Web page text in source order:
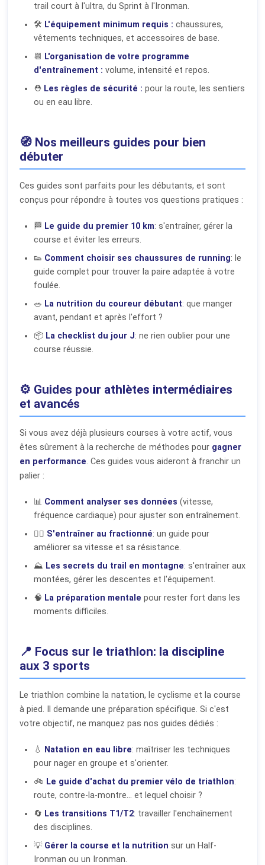
trail court à l'ultra, du Sprint à l'Ironman.
🛠️ L'équipement minimum requis : chaussures,
vêtements techniques, et accessoires de base.
📆 L'organisation de votre programme
d'entraînement : volume, intensité et repos.
⛑️ Les règles de sécurité : pour la route, les sentiers
ou en eau libre.
🧭 Nos meilleurs guides pour bien
débuter
Ces guides sont parfaits pour les débutants, et sont
conçus pour répondre à toutes vos questions pratiques :
🏁 Le guide du premier 10 km: s'entraîner, gérer la
course et éviter les erreurs.
👟 Comment choisir ses chaussures de running: le
guide complet pour trouver la paire adaptée à votre
foulée.
🥗 La nutrition du coureur débutant: que manger
avant, pendant et après l'effort ?
📦 La checklist du jour J: ne rien oublier pour une
course réussie.
⚙️ Guides pour athlètes intermédiaires
et avancés
Si vous avez déjà plusieurs courses à votre actif, vous
êtes sûrement à la recherche de méthodes pour gagner
en performance. Ces guides vous aideront à franchir un
palier :
📊 Comment analyser ses données (vitesse,
fréquence cardiaque) pour ajuster son entraînement.
🏃‍♂️ S'entraîner au fractionné: un guide pour
améliorer sa vitesse et sa résistance.
⛰️ Les secrets du trail en montagne: s'entraîner aux
montées, gérer les descentes et l'équipement.
🧠 La préparation mentale pour rester fort dans les
moments difficiles.
📍 Focus sur le triathlon: la discipline
aux 3 sports
Le triathlon combine la natation, le cyclisme et la course
à pied. Il demande une préparation spécifique. Si c'est
votre objectif, ne manquez pas nos guides dédiés :
💧 Natation en eau libre: maîtriser les techniques
pour nager en groupe et s'orienter.
🚲 Le guide d'achat du premier vélo de triathlon:
route, contre-la-montre... et lequel choisir ?
🔄 Les transitions T1/T2: travailler l'enchaînement
des disciplines.
💡 Gérer la course et la nutrition sur un Half-
Ironman ou un Ironman.